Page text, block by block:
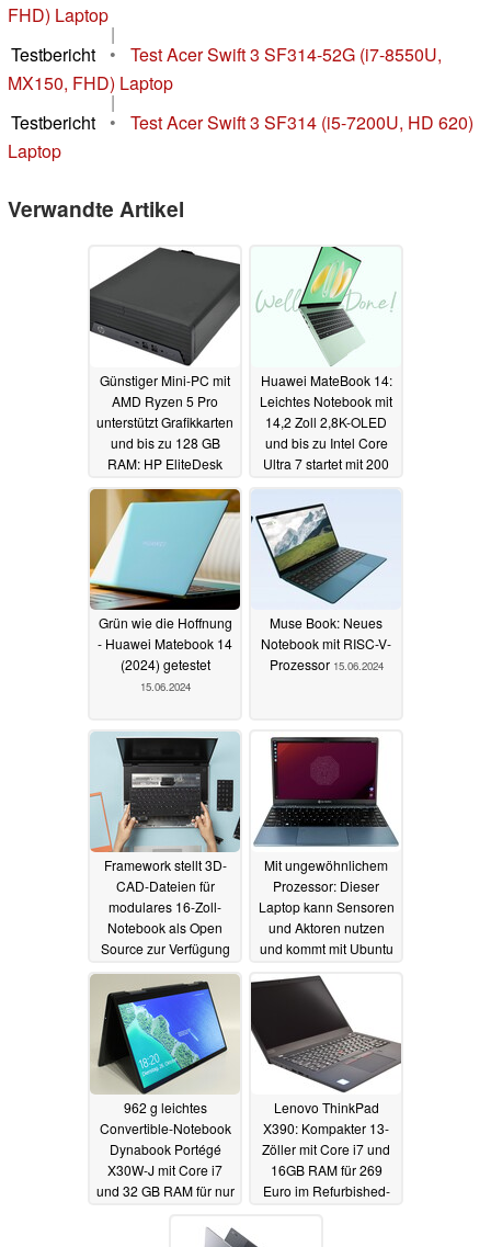
FHD) Laptop
|
Testbericht
•
Test Acer Swift 3 SF314-52G (i7-8550U,
MX150, FHD) Laptop
|
Testbericht
•
Test Acer Swift 3 SF314 (i5-7200U, HD 620)
Laptop
Verwandte Artikel
Günstiger Mini-PC mit
AMD Ryzen 5 Pro
unterstützt Grafikkarten
und bis zu 128 GB
RAM: HP EliteDesk
Refurbished-Deal
Huawei MateBook 14:
Leichtes Notebook mit
14,2 Zoll 2,8K-OLED
und bis zu Intel Core
Ultra 7 startet mit 200
17.06.2024
Grün wie die Hoffnung
- Huawei Matebook 14
(2024) getestet
15.06.2024
Muse Book: Neues
Notebook mit RISC-V-
Prozessor 15.06.2024
Framework stellt 3D-
CAD-Dateien für
modulares 16-Zoll-
Notebook als Open
Source zur Verfügung
14.06.2024
Mit ungewöhnlichem
Prozessor: Dieser
Laptop kann Sensoren
und Aktoren nutzen
und kommt mit Ubuntu
962 g leichtes
Convertible-Notebook
Dynabook Portégé
X30W-J mit Core i7
und 32 GB RAM für nur
generalüberholt
Lenovo ThinkPad
X390: Kompakter 13-
Zöller mit Core i7 und
16GB RAM für 269
Euro im Refurbished-